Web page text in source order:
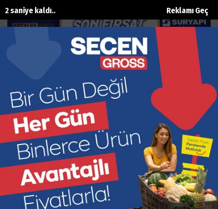
Reklamı Geç
1 saniye kaldı..
HER ŞEY DAHİL'DEN HERKES DAHİL'E
Ana Sayfa Yazarlar
IŞIK TUNÇEL
27 Mayıs, 2026, Çarşamba 19:39